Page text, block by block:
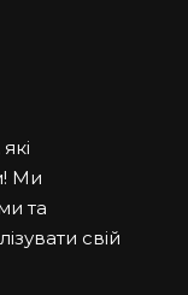
Ми
та
свій